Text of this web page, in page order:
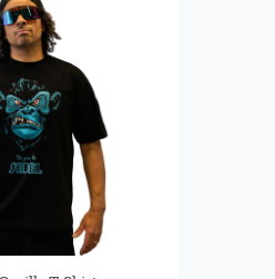
tuotteella
on
useampi
muunnelma.
Voit
tehdä
valinnat
tuotteen
sivulla.